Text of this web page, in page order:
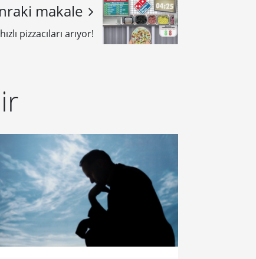
makale
pizzacıları arıyor!